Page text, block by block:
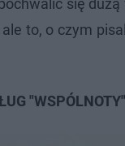
się dużą
to, o czym
"WSPÓLNOTY"